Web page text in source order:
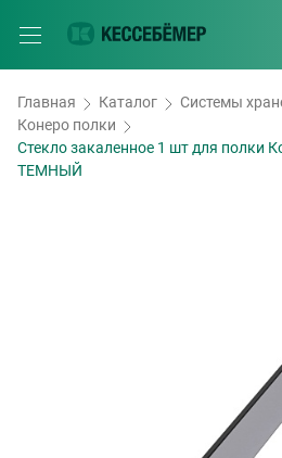
Главная Каталог
Системы
Конеро полки
Стекло закаленное 1 шт для полки
ТЕМНЫЙ